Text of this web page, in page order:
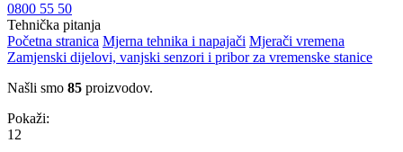
0800 55 50
Tehnička pitanja
Početna stranica Mjerna tehnika i napajači Mjerači vremena
Zamjenski dijelovi, vanjski senzori i pribor za vremenske stanice
Našli smo 85 proizvodov.
Pokaži:
12